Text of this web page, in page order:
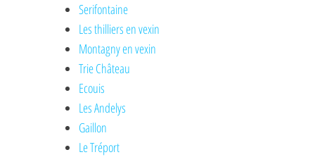
Serifontaine
Les thilliers en vexin
Montagny en vexin
Trie Château
Ecouis
Les Andelys
Gaillon
Le Tréport